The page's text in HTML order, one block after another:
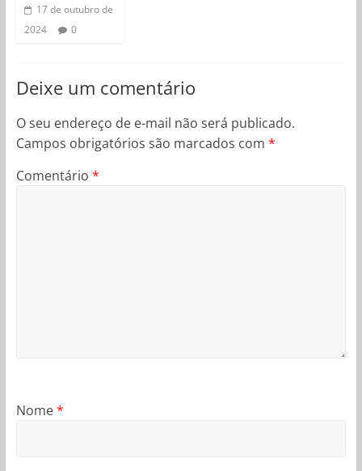
17 de outubro de
2024
0
Deixe um comentário
O seu endereço de e-mail não será publicado.
Campos obrigatórios são marcados com *
Comentário *
Nome*